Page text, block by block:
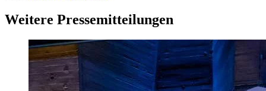
Weitere Pressemitteilungen